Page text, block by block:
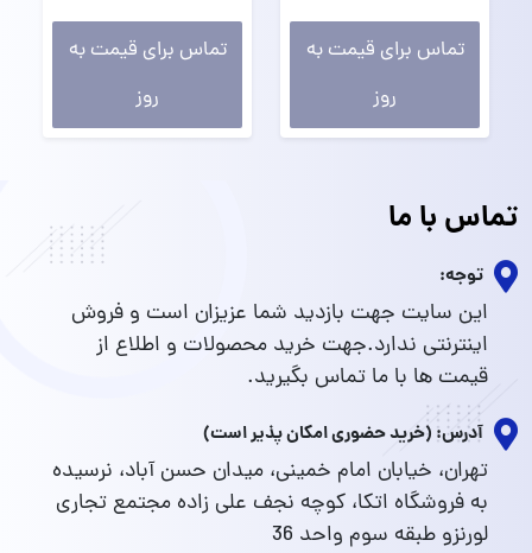
تماس برای قیمت به
روز
تماس برای قیمت به
روز
تماس با ما
توجه:
این سایت جهت بازدید شما عزیزان است و فروش
اینترنتی ندارد.جهت خرید محصولات و اطلاع از
قیمت ها با ما تماس بگیرید.
آدرس: (خرید حضوری امکان پذیر است)
تهران، خیابان امام خمینی، میدان حسن آباد، نرسیده
به فروشگاه اتکا، کوچه نجف علی زاده مجتمع تجاری
لورنزو طبقه سوم واحد 36